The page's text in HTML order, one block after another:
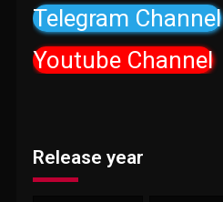
Telegram Channel
Youtube Channel
Release year